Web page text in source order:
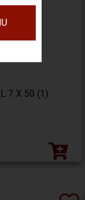
7 X 50 (1)